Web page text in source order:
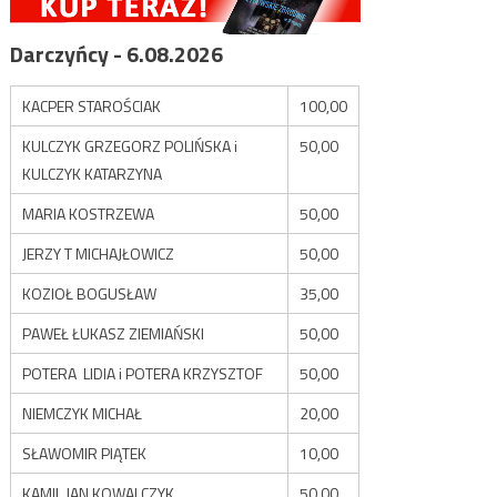
Darczyńcy - 6.08.2026
KACPER STAROŚCIAK
100,00
KULCZYK GRZEGORZ POLIŃSKA i
KULCZYK KATARZYNA
50,00
MARIA KOSTRZEWA
50,00
JERZY T MICHAJŁOWICZ
50,00
KOZIOŁ BOGUSŁAW
35,00
PAWEŁ ŁUKASZ ZIEMIAŃSKI
50,00
POTERA LIDIA i POTERA KRZYSZTOF
50,00
NIEMCZYK MICHAŁ
20,00
SŁAWOMIR PIĄTEK
10,00